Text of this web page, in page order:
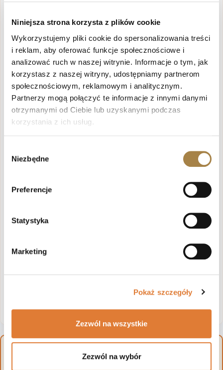
Niniejsza strona korzysta z plików cookie
Wykorzystujemy pliki cookie do spersonalizowania treści
i reklam, aby oferować funkcje społecznościowe i
analizować ruch w naszej witrynie. Informacje o tym, jak
korzystasz z naszej witryny, udostępniamy partnerom
społecznościowym, reklamowym i analitycznym.
Partnerzy mogą połączyć te informacje z innymi danymi
otrzymanymi od Ciebie lub uzyskanymi podczas
korzystania z ich usług.
zgody
Niezbędne
Preferencje
Statystyka
Marketing
Pokaż szczegóły
Zezwól na wszystkie
Zezwól na wybór
wnętrz.
Wersja z uchwytami dostępna
Możliwość wyboru stylu dopasowanego do
własnych preferencji.
Solidne wykonanie i komfort